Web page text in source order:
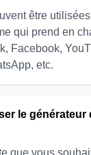
être
qui prend en
Facebook,
etc.
le générateur
que vous